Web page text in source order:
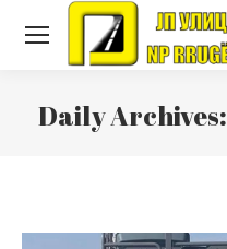
Daily Archives: